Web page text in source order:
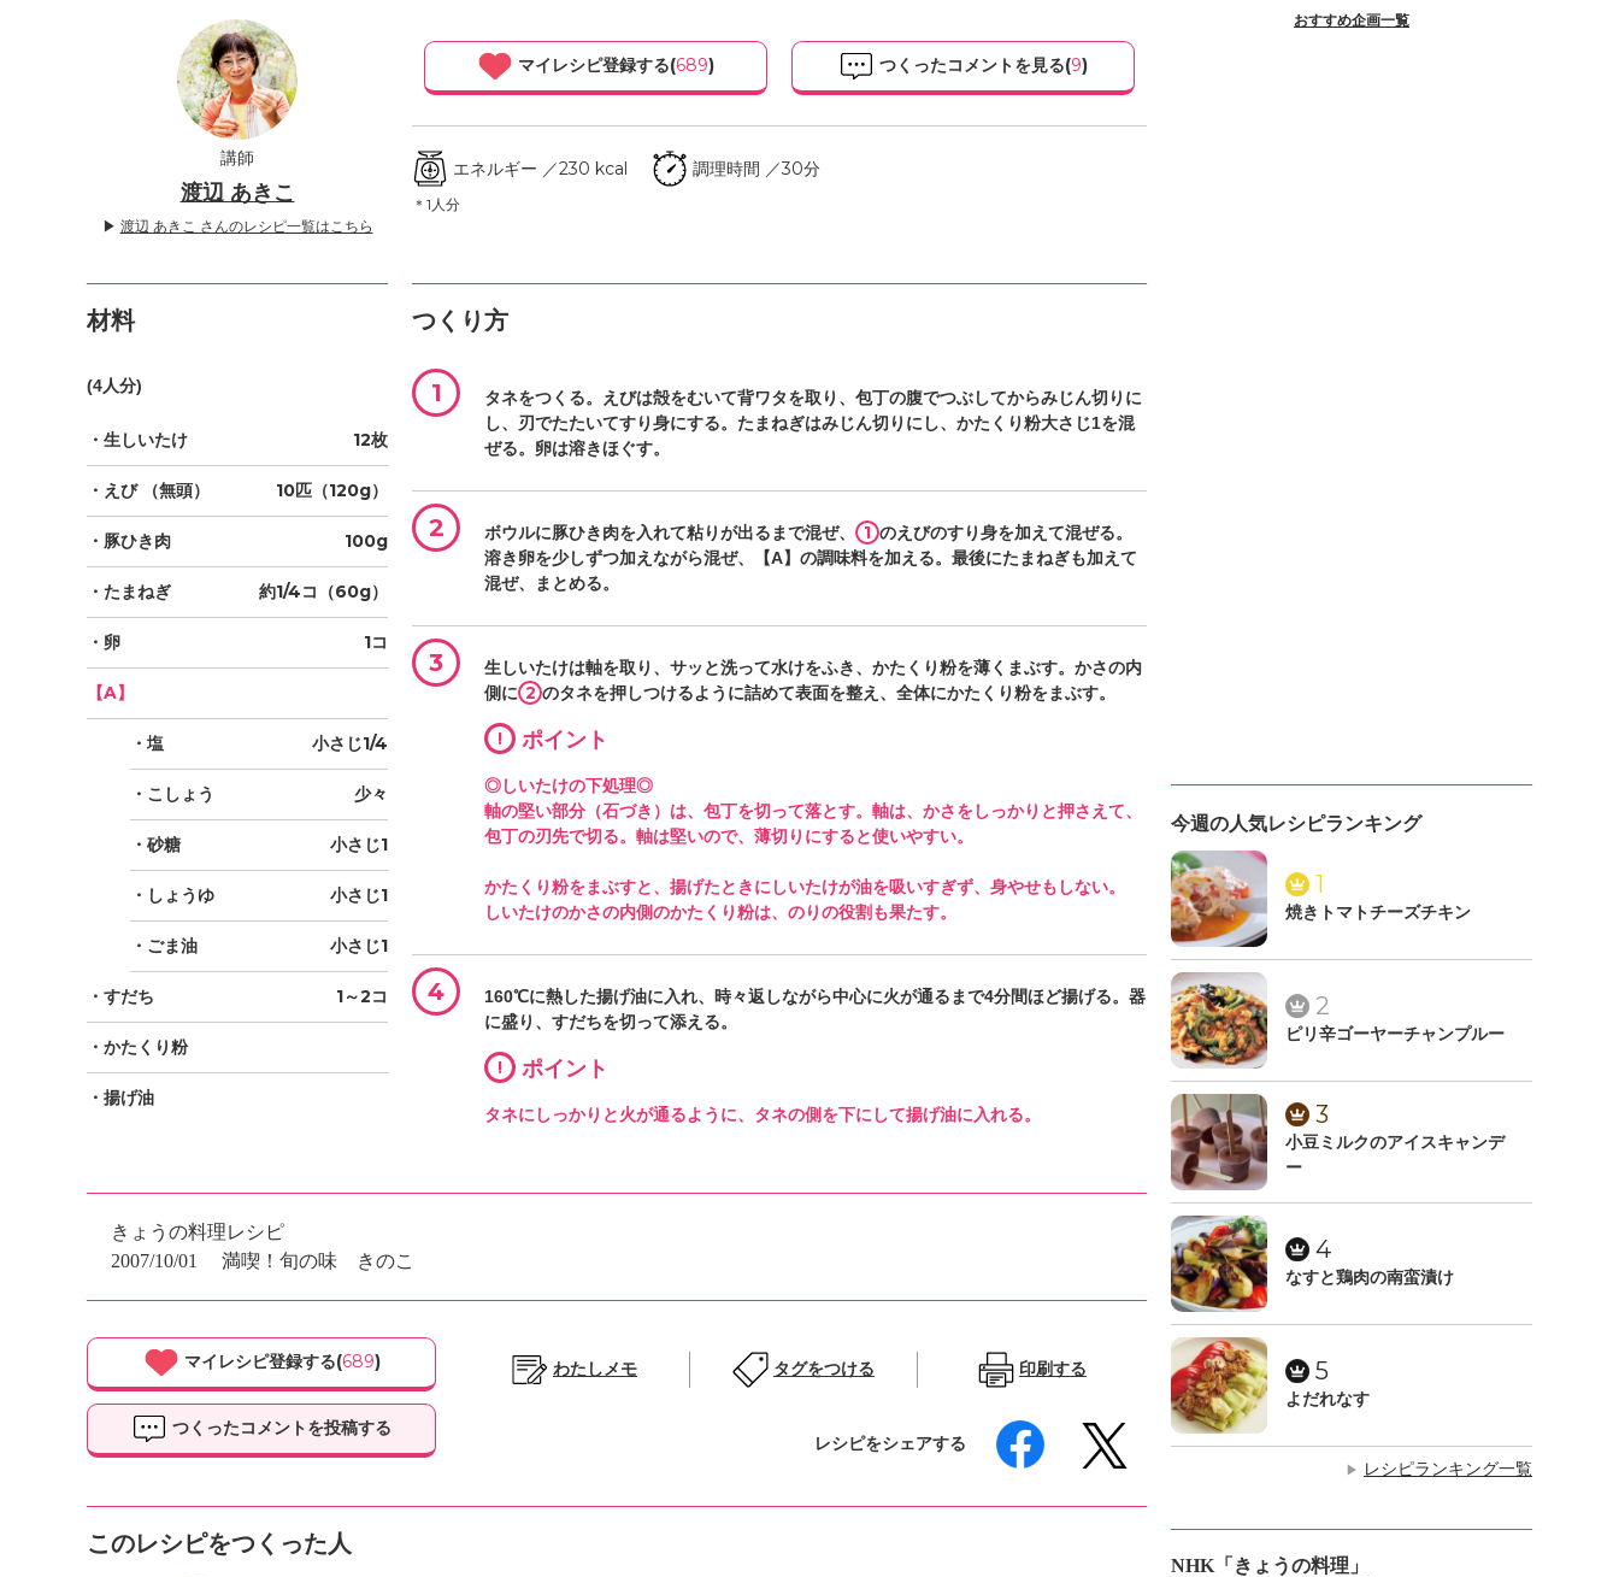
講師
渡辺 あきこ
▶ 渡辺 あきこ さんのレシピ一覧はこちら
マイレシピ登録する(689) つくったコメントを見る(9)
エネルギー ／230 kcal
＊1人分
調理時間 ／30分
材料
(4人分)
・生しいたけ 12枚
・えび（無頭） 10匹（120g）
・豚ひき肉 100g
・たまねぎ 約1/4コ（60g）
・卵 1コ
【A】
・塩 小さじ1/4
・こしょう 少々
・砂糖 小さじ1
・しょうゆ 小さじ1
・ごま油 小さじ1
・すだち 1～2コ
・かたくり粉
・揚げ油
つくり方
1
タネをつくる。えびは殻をむいて背ワタを取り、包丁の腹でつぶしてからみじん切りに
し、刃でたたいてすり身にする。たまねぎはみじん切りにし、かたくり粉大さじ1を混
ぜる。卵は溶きほぐす。
2 ボウルに豚ひき肉を入れて粘りが出るまで混ぜ、 1 のえびのすり身を加えて混ぜる。
溶き卵を少しずつ加えながら混ぜ、【A】の調味料を加える。最後にたまねぎも加えて
混ぜ、まとめる。
3
生しいたけは軸を取り、サッと洗って水けをふき、かたくり粉を薄くまぶす。かさの内
側に 2 のタネを押しつけるように詰めて表面を整え、全体にかたくり粉をまぶす。
! ポイント
◎しいたけの下処理◎
軸の堅い部分（石づき）は、包丁を切って落とす。軸は、かさをしっかりと押さえて、
包丁の刃先で切る。軸は堅いので、薄切りにすると使いやすい。
かたくり粉をまぶすと、揚げたときにしいたけが油を吸いすぎず、身やせもしない。
しいたけのかさの内側のかたくり粉は、のりの役割も果たす。
4
160℃に熱した揚げ油に入れ、時々返しながら中心に火が通るまで4分間ほど揚げる。器
に盛り、すだちを切って添える。
! ポイント
タネにしっかりと火が通るように、タネの側を下にして揚げ油に入れる。
きょうの料理レシピ
2007/10/01
満喫！旬の味 きのこ
マイレシピ登録する(689)
つくったコメントを投稿する
わたしメモ タグをつける 印刷する
レシピをシェアする
このレシピをつくった人
おすすめ企画一覧
今週の人気レシピランキング
1
焼きトマトチーズチキン
2
ピリ辛ゴーヤーチャンプルー
3
小豆ミルクのアイスキャンデ
ー
4
なすと鶏肉の南蛮漬け
5
よだれなす
▶ レシピランキング一覧
NHK「きょうの料理」